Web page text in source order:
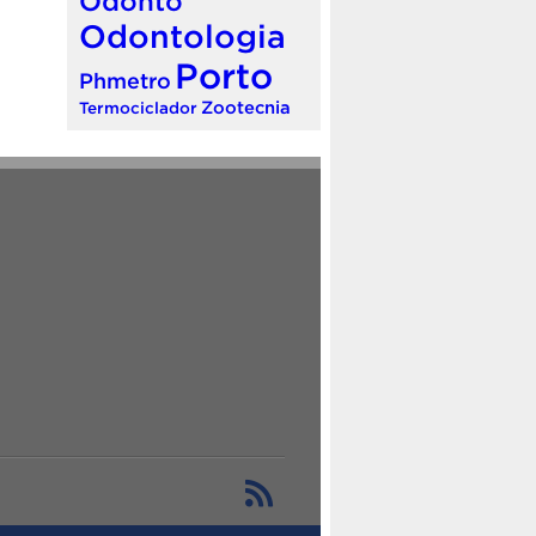
Odontologia
Phmetro Porto
Termociclador Zootecnia